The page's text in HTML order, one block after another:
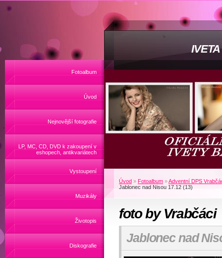
Fotoalbum
Úvod
Nejnovější fotografie
LP, MC, CD, DVD k zakoupení v
eshopech, antikvariátech
Vystoupení
Muzikály
Životopis
Diskografie
Úvod » Fotoalbum »Adventní DPS
Jablonec nad Nisou 17.12 (13)
foto by Vrabčáci
Jablonec nad